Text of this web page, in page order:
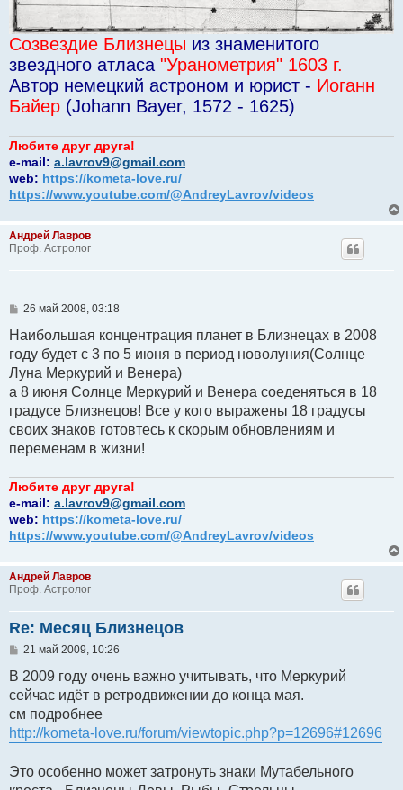
Созвездие Близнецы из знаменитого
звездного атласа "Уранометрия" 1603 г.
Автор немецкий астроном и юрист - Иоганн
Байер (Johann Bayer, 1572 - 1625)
Любите друг друга!
e-mail: a.lavrov9@gmail.com
web: https://kometa-love.ru/
https://www.youtube.com/@AndreyLavrov/videos
Андрей Лавров
Проф. Астролог
С
о
щ
е
н
и
е
26 май 2008, 03:18
Наибольшая концентрация планет в Близнецах в 2008
году будет с 3 по 5 июня в период новолуния(Солнце
Луна Меркурий и Венера)
а 8 июня Солнце Меркурий и Венера соеденяться в 18
градусе Близнецов! Все у кого выражены 18 градусы
своих знаков готовтесь к скорым обновлениям и
переменам в жизни!
Любите друг друга!
e-mail: a.lavrov9@gmail.com
web: https://kometa-love.ru/
https://www.youtube.com/@AndreyLavrov/videos
Андрей Лавров
Проф. Астролог
Re: Месяц Близнецов
С
о
б
щ
е
и
21 май 2009, 10:26
В 2009 году очень важно учитывать, что Меркурий
сейчас идёт в ретродвижении до конца мая.
см подробнее
http://kometa-love.ru/forum/viewtopic.php?p=12696#12696
Это особенно может затронуть знаки Мутабельного